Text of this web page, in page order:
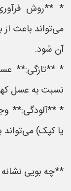
* **روش
می‌تواند باعث
آن شود.
* **تازگی:**
نسبت به عسل
* **آلودگی:**
یا کپک)
**چه بویی